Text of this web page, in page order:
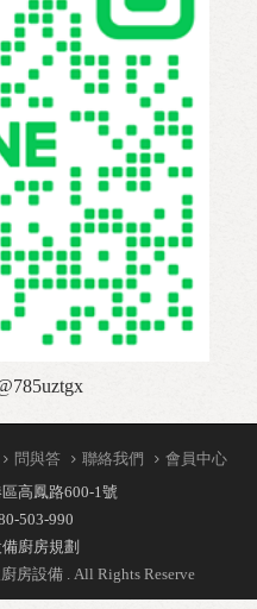
問與答 聯絡我們
會員中心
高鳳路600-1號
503-990
廚房規劃
房設備 . All Rights Reserve